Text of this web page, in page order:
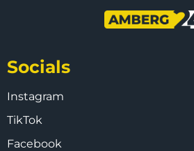
Socials
Instagram
TikTok
Facebook